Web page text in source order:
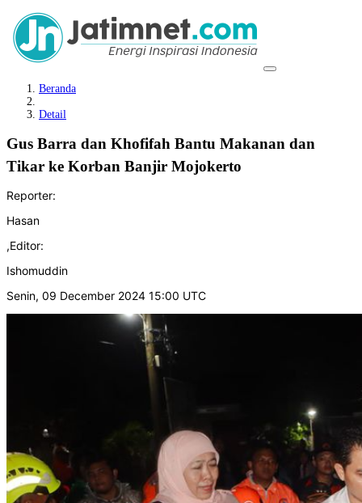
Beranda
Detail
Gus Barra dan Khofifah Bantu Makanan dan
Tikar ke Korban Banjir Mojokerto
Reporter:
Hasan
,Editor:
Ishomuddin
Senin, 09 December 2024 15:00 UTC